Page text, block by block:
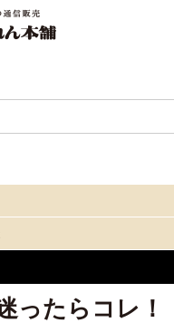
ったらコレ！